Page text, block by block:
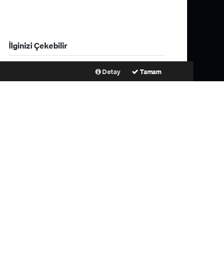
İlginizi Çekebilir
FETÖ Mensubu Burkay
Karatepe Afyonkarahisar’da
Detay Tamam